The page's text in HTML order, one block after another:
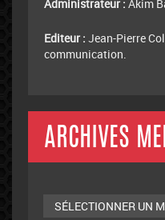
Administrateur : Akim
Editeur : Jean-Pierre
communication.
ARCHIVES